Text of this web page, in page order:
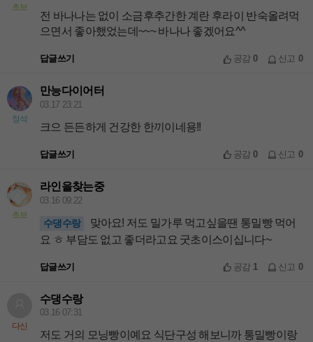
초보
전 바나나는 없이 소금후추간한 계란 후라이 반숙올려먹
으면서 좋아했었는데~~~ 바나나 좋겠어요^^
답글쓰기 공감0 신고 0
정석
만능다이어터
03.17 23:21
크으 든든하게 건강한 한끼이네용!!
답글쓰기 공감0 신고 0
초보
라인을찾는중
03.16 09:22
수댕수랑
맞아요! 저도 밀가루 먹고싶을땐 통밀빵 먹어
요 ㅎ 부담도 없고 좋더라고요 굿초이스이십니다~
답글쓰기 공감 1 신고 0
다신
수댕수랑
03.16 07:31
저도 거의 모닝빵이예요 식단구성 해보니까 통밀빵이랑